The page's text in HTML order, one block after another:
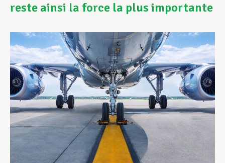
Développement professionnel
Devenir Membre
Actualités
reste ainsi la force la plus importante